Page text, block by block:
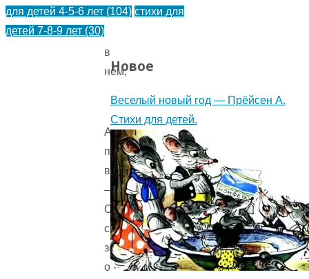
не
в
нём,
А
посмотришь
вечерком
—
Он
с
зелёным
огоньком.
для детей 4-5-6 лет (104) стихи для
детей 7-8-9 лет (30)
Новое
Веселый новый год — Прёйсен А.
Стихи для детей.